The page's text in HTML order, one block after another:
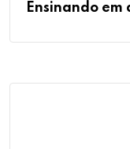
Ensinando